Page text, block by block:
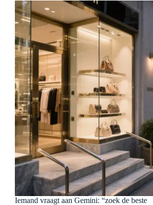
Iemand vraagt aan Gemini: “zoek de beste